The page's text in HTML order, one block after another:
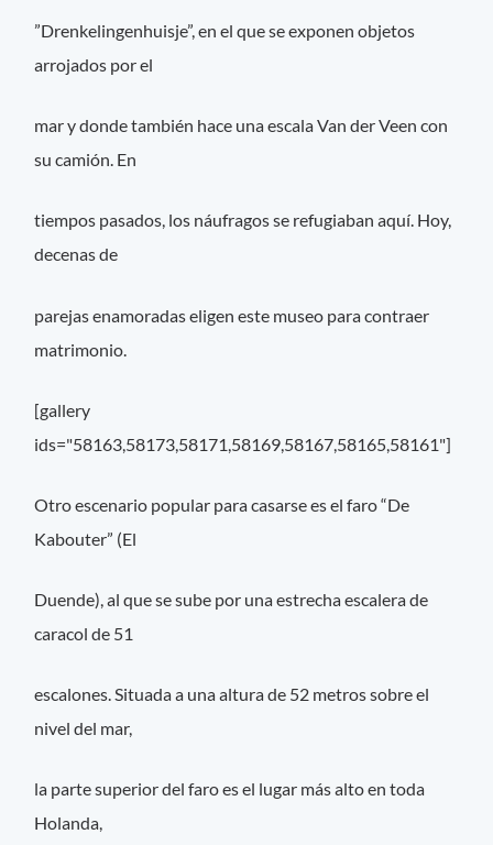
”Drenkelingenhuisje”, en el que se exponen objetos
arrojados por el
mar y donde también hace una escala Van der Veen con
su camión. En
tiempos pasados, los náufragos se refugiaban aquí. Hoy,
decenas de
parejas enamoradas eligen este museo para contraer
matrimonio.
[gallery
ids="58163,58173,58171,58169,58167,58165,58161"]
Otro escenario popular para casarse es el faro “De
Kabouter” (El
Duende), al que se sube por una estrecha escalera de
caracol de 51
escalones. Situada a una altura de 52 metros sobre el
nivel del mar,
la parte superior del faro es el lugar más alto en toda
Holanda,